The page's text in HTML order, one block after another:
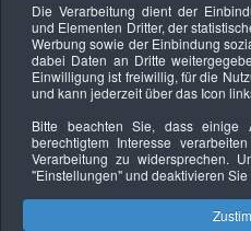
06. Mai
Keine Events an
Freitag
07. Mai
Keine Events an
Samstag
Sonntag
09. Mai
Keine Events an
Die Verarbeitung dient der
und Elementen Dritter, der
Werbung sowie der Einbindung
dabei Daten an Dritte
Einwilligung ist freiwillig, für die
und kann jederzeit über das Icon
Bitte beachten Sie, dass einige
berechtigtem Interesse
Verarbeitung zu widersprechen.
"Einstellungen"und deaktivieren